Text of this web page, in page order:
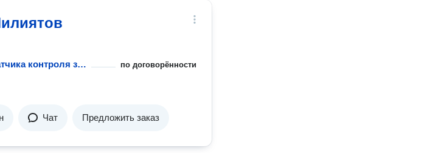
Установка датчика контроля загазованности горючих газов по договорённости
Чат Предложить заказ